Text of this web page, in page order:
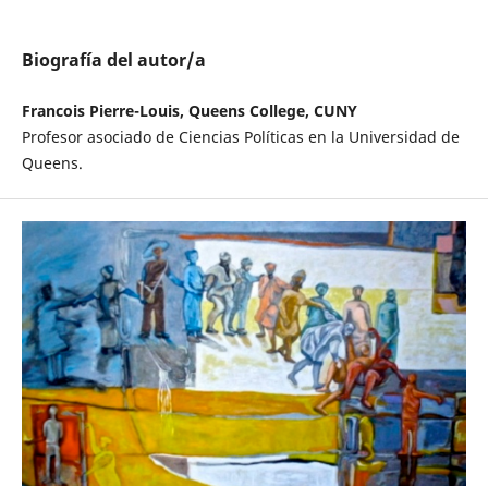
Biografía del autor/a
Francois Pierre-Louis, Queens College, CUNY
Profesor asociado de Ciencias Políticas en la Universidad de
Queens.